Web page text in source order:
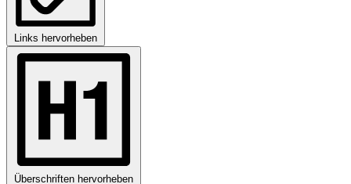
Links hervorheben
Überschriften hervorheben